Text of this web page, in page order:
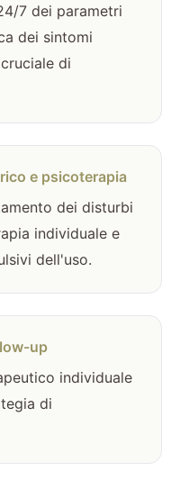
7 dei parametri
dei sintomi
di
e psicoterapia
dei disturbi
individuale e
dell'uso.
up
individuale
di